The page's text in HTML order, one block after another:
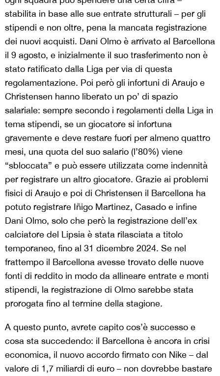
stabilita in base alle sue entrate strutturali – per gli
stipendi e non oltre, pena la mancata registrazione
dei nuovi acquisti. Dani Olmo è arrivato al Barcellona
il 9 agosto, e inizialmente il suo trasferimento non è
stato ratificato dalla Liga per via di questa
regolamentazione. Poi però gli infortuni di Araujo e
Christensen hanno liberato un po’ di spazio
salariale: sempre secondo i regolamenti della Liga in
tema stipendi, se un giocatore si infortuna
gravemente e deve restare fuori per almeno quattro
mesi, una quota del suo salario (l’80%) viene
“sbloccata” e può essere utilizzata come indennità
per registrare un altro giocatore. Grazie ai problemi
fisici di Araujo e poi di Christensen il Barcellona ha
potuto registrare Iñigo Martinez, Casado e infine
Dani Olmo, solo che però la registrazione dell’ex
calciatore del Lipsia è stata rilasciata a titolo
temporaneo, fino al 31 dicembre 2024. Se nel
frattempo il Barcellona avesse trovato delle nuove
fonti di reddito in modo da allineare entrate e monti
stipendi, la registrazione di Olmo sarebbe stata
prorogata fino al termine della stagione.
A questo punto, avrete capito cos’è successo e
cosa sta succedendo: il Barcellona è ancora in crisi
economica, il nuovo accordo firmato con Nike – dal
valore di 1,7 miliardi di euro – non dovrebbe bastare